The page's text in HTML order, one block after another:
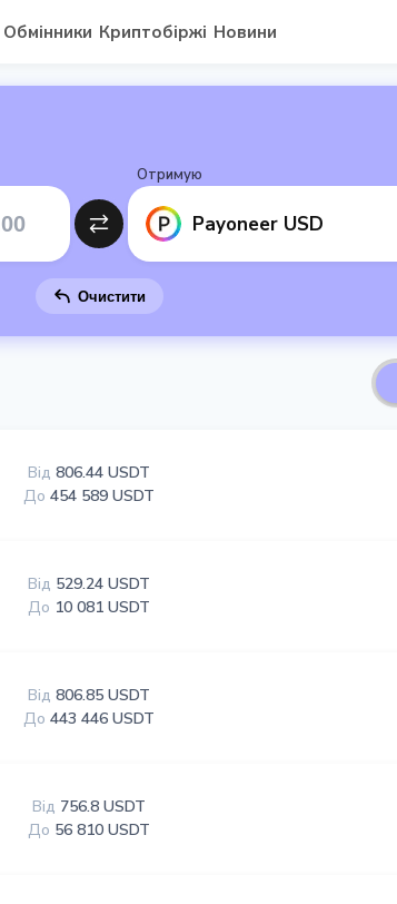
Обмінники Криптобіржі Новини
Отримую
Payoneer USD
Очистити
Від 806.44 USDT
До 454 589 USDT
Від 529.24 USDT
До 10 081 USDT
Від 806.85 USDT
До 443 446 USDT
Від 756.8 USDT
До 56 810 USDT